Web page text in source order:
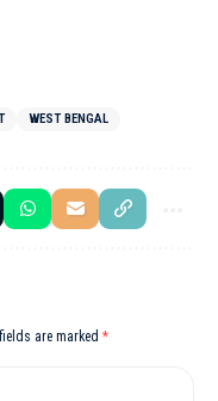
WEST BENGAL
are marked *